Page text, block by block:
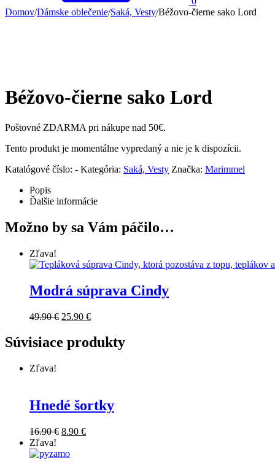
Domov/Dámske oblečenie/Saká, Vesty/Béžovo-čierne sako Lord
Béžovo-čierne sako Lord
Poštovné ZDARMA pri nákupe nad 50€.
Tento produkt je momentálne vypredaný a nie je k dispozícii.
Katalógové číslo: - Kategória: Saká, Vesty Značka: Marimmel
Popis
Ďalšie informácie
Možno by sa Vám páčilo…
Zľava!
Modrá súprava Cindy
49.90€ 25.90 €
Súvisiace produkty
Zľava!
Hnedé šortky
16.90€ 8.90 €
Zľava!